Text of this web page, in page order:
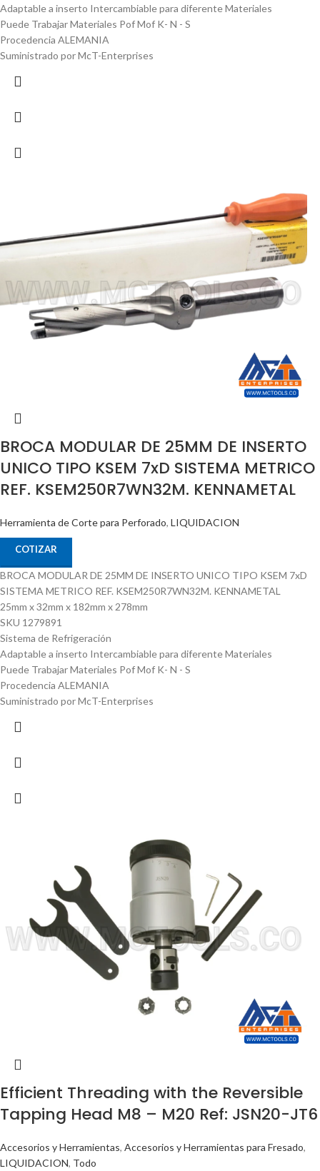
Adaptable a inserto Intercambiable para diferente Materiales
Puede Trabajar Materiales Pof Mof K- N - S
Procedencia ALEMANIA
Suministrado por McT-Enterprises
BROCA MODULAR DE 25MM DE INSERTO
UNICO TIPO KSEM 7xD SISTEMA METRICO
REF. KSEM250R7WN32M. KENNAMETAL
Herramienta de Corte para Perforado, LIQUIDACION
COTIZAR
BROCA MODULAR DE 25MM DE INSERTO UNICO TIPO KSEM 7xD
SISTEMA METRICO REF. KSEM250R7WN32M. KENNAMETAL
25mm x 32mm x 182mm x 278mm
SKU 1279891
Sistema de Refrigeración
Adaptable a inserto Intercambiable para diferente Materiales
Puede Trabajar Materiales Pof Mof K- N - S
Procedencia ALEMANIA
Suministrado por McT-Enterprises
Efficient Threading with the Reversible
Tapping Head M8 – M20 Ref: JSN20-JT6
Accesorios y Herramientas, Accesorios y Herramientas para Fresado,
LIQUIDACION, Todo